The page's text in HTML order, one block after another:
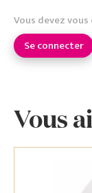
Vous devez
Se connecter
Vous